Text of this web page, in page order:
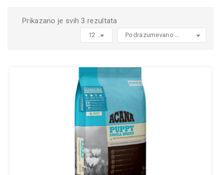
Prikazano je svih 3 rezultata
12 products per page